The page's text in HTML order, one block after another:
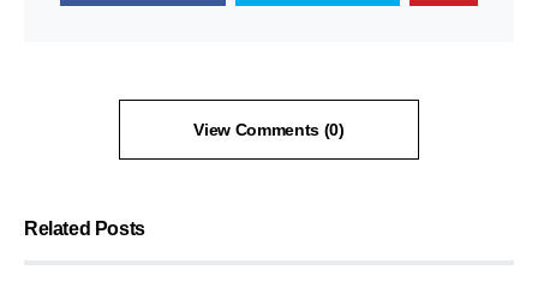
View Comments (0)
Related Posts